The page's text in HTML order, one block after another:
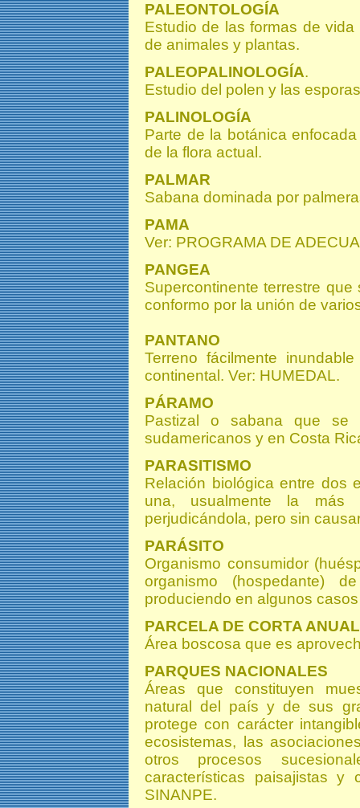
PALEONTOLOGÍA
Estudio de las formas de
de animales y plantas.
PALEOPALINOLOGÍA.
Estudio del polen y las
PALINOLOGÍA
Parte de la botánica
de la flora actual.
PALMAR
Sabana dominada por
PAMA
Ver: PROGRAMA DE
PANGEA
Supercontinente terrestre
conformo por la unión de
PANTANO
Terreno fácilmente
continental. Ver: HUMEDAL.
PÁRAMO
Pastizal o sabana que
sudamericanos y en Costa
PARASITISMO
Relación biológica entre dos
una, usualmente la
perjudicándola, pero sin
PARÁSITO
Organismo consumidor
organismo (hospedante)
produciendo en algunos
PARCELA DE CORTA ANUAL
Área boscosa que es
PARQUES NACIONALES
Áreas que constituyen
natural del país y de sus
protege con carácter
ecosistemas, las
otros procesos
características paisajistas y
SINANPE.